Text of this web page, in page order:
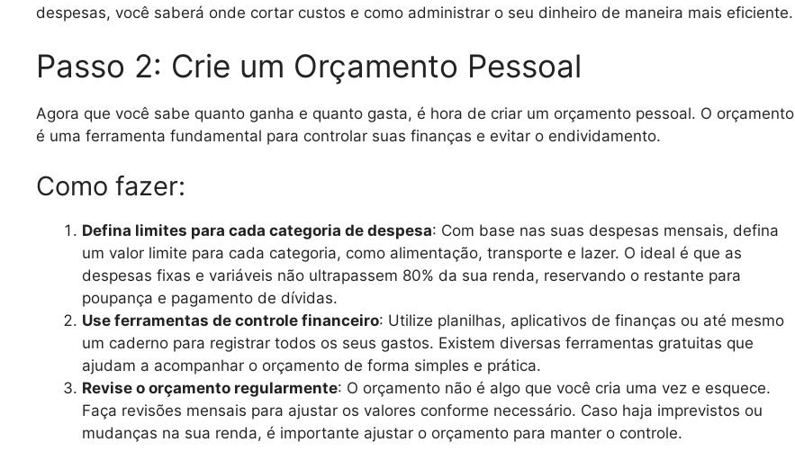
despesas, você saberá onde cortar custos e como administrar o seu dinheiro de maneira mais eficiente.
Passo 2: Crie um Orçamento Pessoal
Agora que você sabe quanto ganha e quanto gasta, é hora de criar um orçamento pessoal. O orçamento
é uma ferramenta fundamental para controlar suas finanças e evitar o endividamento.
Como fazer:
Defina limites para cada categoria de despesa: Com base nas suas despesas mensais, defina
um valor limite para cada categoria, como alimentação, transporte e lazer. O ideal é que as
despesas fixas e variáveis não ultrapassem 80% da sua renda, reservando o restante para
poupança e pagamento de dívidas.
Use ferramentas de controle financeiro: Utilize planilhas, aplicativos de finanças ou até mesmo
um caderno para registrar todos os seus gastos. Existem diversas ferramentas gratuitas que
ajudam a acompanhar o orçamento de forma simples e prática.
Revise o orçamento regularmente: O orçamento não é algo que você cria uma vez e esquece.
Faça revisões mensais para ajustar os valores conforme necessário. Caso haja imprevistos ou
mudanças na sua renda, é importante ajustar o orçamento para manter o controle.